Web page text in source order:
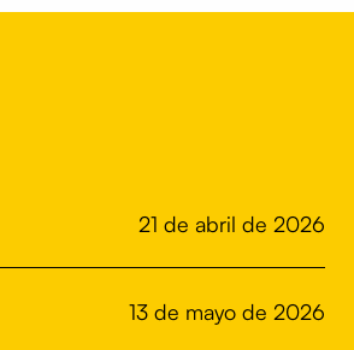
21 de abril de 2026
13 de mayo de 2026